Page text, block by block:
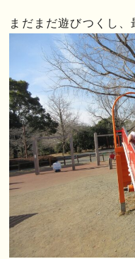
まだまだ遊びつくし